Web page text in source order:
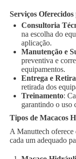
Serviços
Consultoria
na escolha do
aplicação.
Manutenção e
preventiva e
equipamentos.
Entrega e
retirada dos
Treinamento:
garantindo o uso
Tipos de Macacos
A Manuttech oferece
cada um adequado